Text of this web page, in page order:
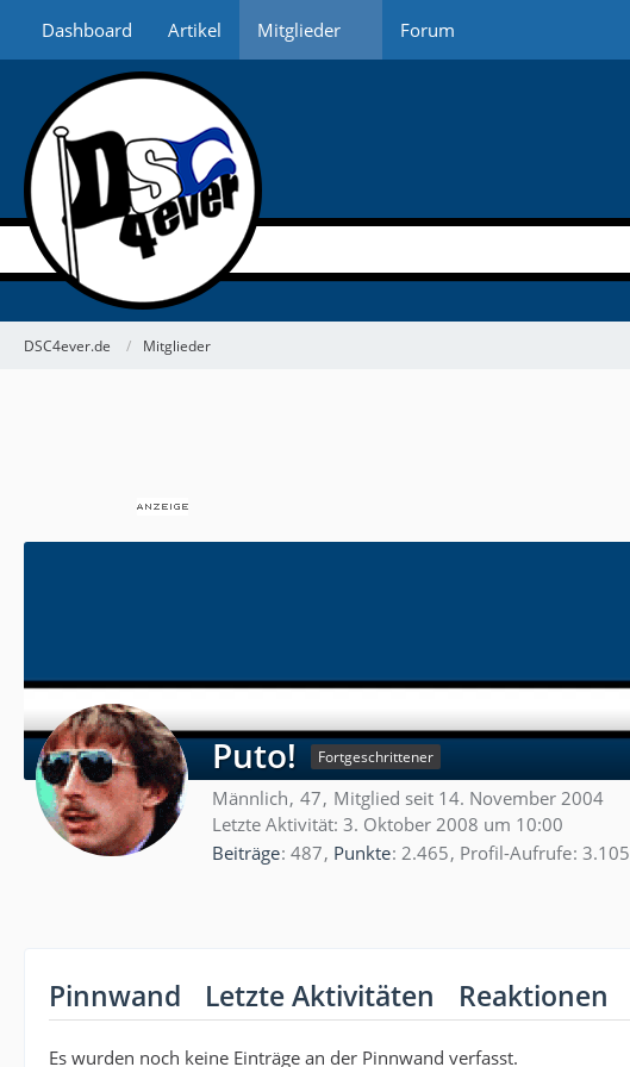
Dashboard Artikel Mitglieder Forum
DSC4ever.de Mitglieder
Puto! Fortgeschrittener
Männlich 47 Mitglied seit 14. November 2004
Letzte Aktivität: 3. Oktober 2008 um 10:00
Beiträge 487 Punkte 2.465 Profil-Aufrufe 3.105
Pinnwand Letzte Aktivitäten Reaktionen
Es wurden noch keine Einträge an der Pinnwand verfasst.